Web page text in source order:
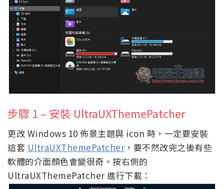
步驟 1 – 安裝 UltraUXThemePatcher
更改 Windows 10 佈景主題與 icon 時，一定要安裝
這套 UltraUXThemePatcher ，要不然改完之後有些
軟體的介面顏色會變很奇。按右側的
UltraUXThemePatcher 進行下載：